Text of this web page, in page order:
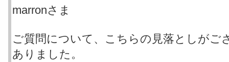
marronさま
ご質問について、こちらの見落としがご
ありました。